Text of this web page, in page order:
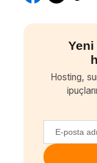
Yeni
Hosting,